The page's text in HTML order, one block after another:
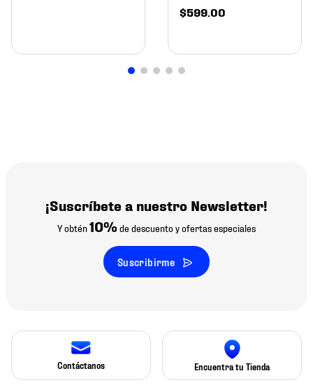
$599.00
¡Suscríbete a nuestro Newsletter!
Y obtén10% de descuento y ofertas especiales
Suscribirme
Contáctanos Encuentra tu Tienda